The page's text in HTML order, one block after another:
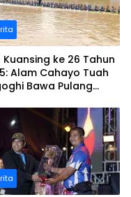
Kuansing ke 26 Tahun
Alam Cahayo Tuah
Bawa Pulang